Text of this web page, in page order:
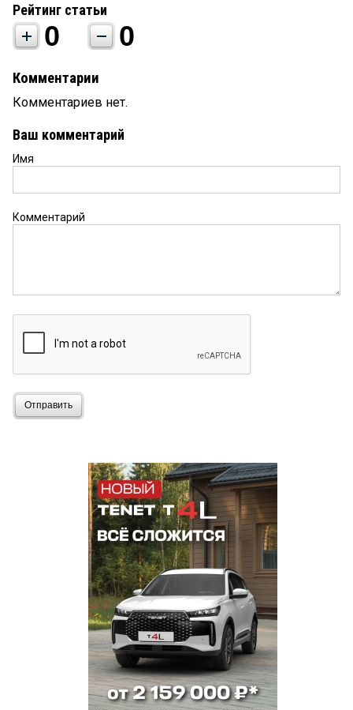
Рейтинг статьи
0 0
Комментарии
Комментариев нет.
Ваш комментарий
Имя
Комментарий
Отправить